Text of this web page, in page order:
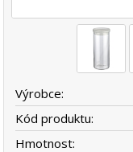
Výrobce:
Kód produktu:
Hmotnost: